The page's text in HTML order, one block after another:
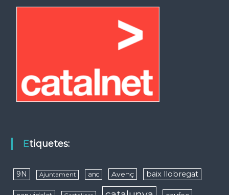
Etiquetes:
9N Ajuntament anc Avenç baix llobregat